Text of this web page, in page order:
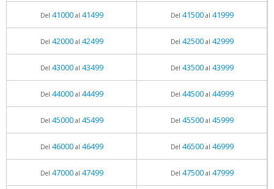
Del 41000al 41499 Del 41500al 41999
Del 42000al 42499 Del 42500al 42999
Del 43000al 43499 Del 43500al 43999
Del 44000al 44499 Del 44500al 44999
Del 45000al 45499 Del 45500al 45999
Del 46000al 46499 Del 46500al 46999
Del 47000al 47499 Del 47500al 47999